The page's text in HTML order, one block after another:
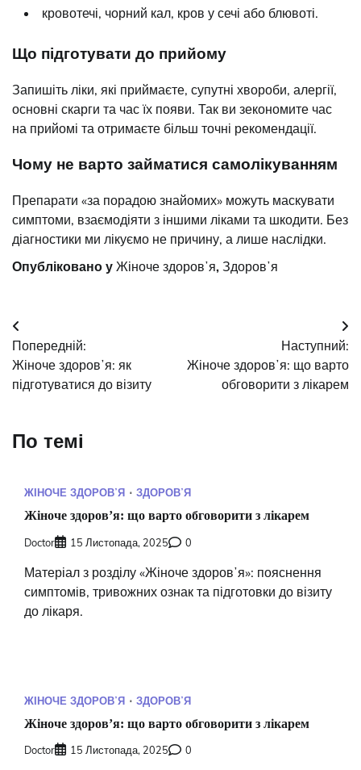
кровотечі, чорний кал, кров у сечі або блювоті.
Що підготувати до прийому
Запишіть ліки, які приймаєте, супутні хвороби, алергії,
основні скарги та час їх появи. Так ви зекономите час
на прийомі та отримаєте більш точні рекомендації.
Чому не варто займатися самолікуванням
Препарати «за порадою знайомих» можуть маскувати
симптоми, взаємодіяти з іншими ліками та шкодити. Без
діагностики ми лікуємо не причину, а лише наслідки.
Опубліковано у Жіноче здоровʼя, Здоровʼя
Навігація
записів
Попередній:
Жіноче здоровʼя: як
підготуватися до візиту
Наступний:
Жіноче здоровʼя: що варто
обговорити з лікарем
По темі
ЖІНОЧЕ ЗДОРОВʼЯ ЗДОРОВʼЯ
Жіноче здоровʼя: що варто обговорити з лікарем
Doctor 15 Листопада, 2025 0
Матеріал з розділу «Жіноче здоровʼя»: пояснення
симптомів, тривожних ознак та підготовки до візиту
до лікаря.
ЖІНОЧЕ ЗДОРОВʼЯ ЗДОРОВʼЯ
Жіноче здоровʼя: що варто обговорити з лікарем
Doctor 15 Листопада, 2025 0